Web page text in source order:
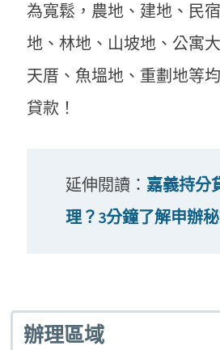
為寬鬆，農地、建地、民
地、林地、山坡地、公寓
天厝、魚塭地、重劃地等
貸款！
延伸閱讀： 嘉義持分
理？3分鐘了解申辦秘
辦理區域